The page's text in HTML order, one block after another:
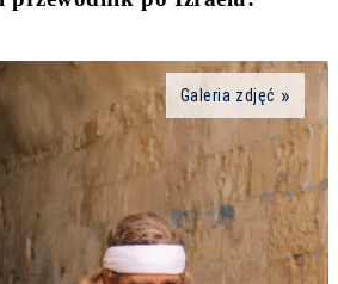
Galeria zdjęć